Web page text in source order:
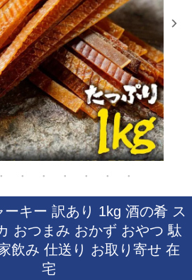
ーキー 訳あり 1kg 酒の肴 ス
おつまみ おかず おやつ 駄
飲み 仕送り お取り寄せ 在
宅